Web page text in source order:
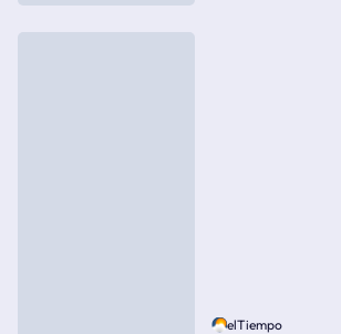
elTiempo